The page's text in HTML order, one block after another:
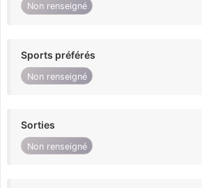
Non renseigné
Sports préférés
Non renseigné
Sorties
Non renseigné